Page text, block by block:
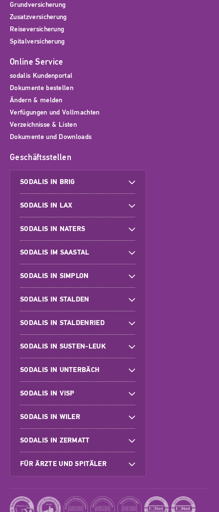
Grundversicherung
Zusatzversicherung
Reiseversicherung
Spitalversicherung
Online Service
sodalis Kundenportal
Dokumente bestellen
Ändern & melden
Verfügungen und Vollmachten
Verzeichnisse & Listen
Dokumente und Downloads
Geschäftsstellen
SODALIS IN BRIG
SODALIS IN LAX
SODALIS IN NATERS
SODALIS IM SAASTAL
SODALIS IN SIMPLON
SODALIS IN STALDEN
SODALIS IN STALDENRIED
SODALIS IN SUSTEN-LEUK
SODALIS IN UNTERBÄCH
SODALIS IN VISP
SODALIS IN WILER
SODALIS IN ZERMATT
FÜR ÄRZTE UND SPITÄLER